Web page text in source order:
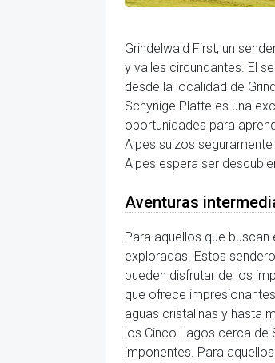
Grindelwald First, un
y valles circundantes. El
desde la localidad de
Schynige Platte es una
oportunidades para
Alpes suizos
Alpes espera ser
Aventuras
Para aquellos que
exploradas. Estos
pueden disfrutar de los
que ofrece
aguas cristalinas y hasta
los Cinco Lagos cerca de
imponentes. Para